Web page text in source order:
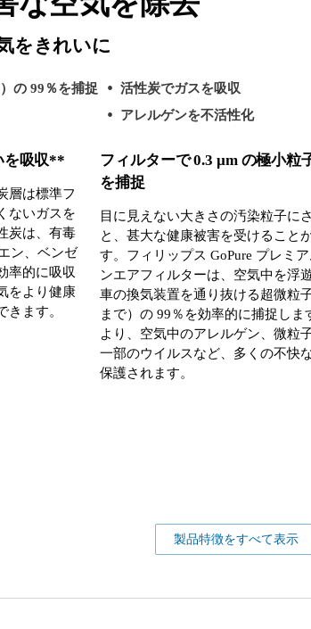
をきれいに
の 99％を捕捉
活性炭でガスを吸収
アレルゲンを不活性化
を吸収**
層は標準フ
ないガスを
炭は、有毒
ン、ベンゼ
率的に吸収
をより健康
きます。
フィルターで 0.3 µm の極小粒
を捕捉
目に見えない大きさの汚染粒子に
と、甚大な健康被害を受けること
す。フィリップス GoPure プレミ
ンエアフィルターは、空気中を浮
車の換気装置を通り抜ける超微粒
まで）の 99％を効率的に捕捉しま
より、空気中のアレルゲン、微粒
一部のウイルスなど、多くの不快
保護されます。
製品特徴をすべて表示